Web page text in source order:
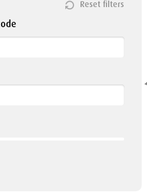
Reset filters